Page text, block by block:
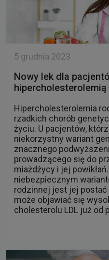
5 grudnia 2023
Nowy lek dla
Hipercholesterolemia
rzadkich chorób
życiu. U pacjentów,
niekorzystny wariant
znacznego
prowadzącego się do
miażdżycy i jej
niebezpiecznym
rodzinnej jest jej
może objawiać się
cholesterolu LDL już od